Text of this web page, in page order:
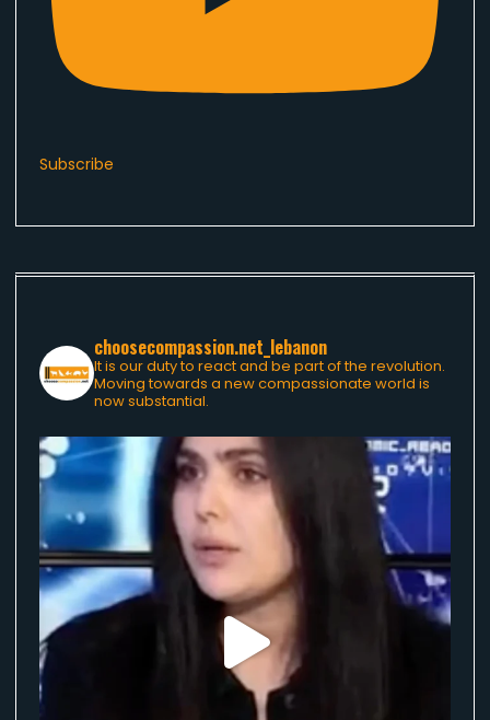
Subscribe
choosecompassion.net_lebanon
It is our duty to react and be part of the revolution.
Moving towards a new compassionate world is
now substantial.